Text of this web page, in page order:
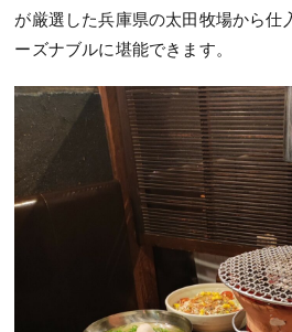
が厳選した兵庫県の太田牧場から仕
ーズナブルに堪能できます。